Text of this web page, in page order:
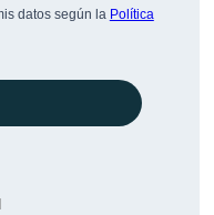
datos según la Política